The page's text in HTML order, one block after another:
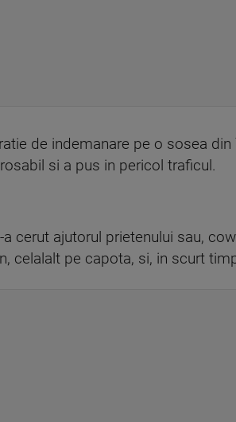
de indemanare pe o sosea din
si a pus in pericol traficul.
cerut ajutorul prietenului sau,
celalalt pe capota, si, in scurt